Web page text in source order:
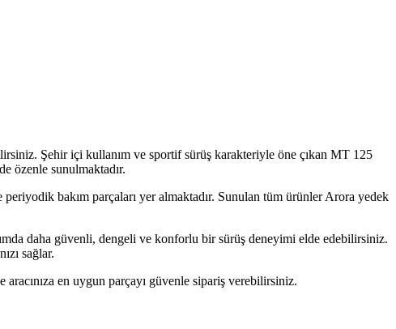
Şehir içi kullanım ve sportif sürüş karakteriyle öne çıkan MT 125
özenle sunulmaktadır.
bakım parçaları yer almaktadır. Sunulan tüm ürünler Arora yedek
daha güvenli, dengeli ve konforlu bir sürüş deneyimi elde edebilirsiniz.
sağlar.
en uygun parçayı güvenle sipariş verebilirsiniz.